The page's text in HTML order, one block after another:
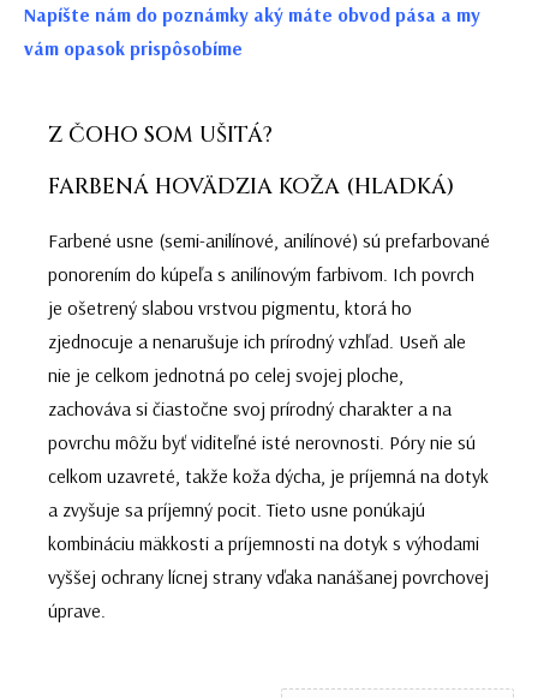
Napíšte nám do poznámky aký máte obvod pása a my
vám opasok prispôsobíme
Z ČOHO SOM UŠITÁ?
FARBENÁ HOVÄDZIA KOŽA (HLADKÁ)
Farbené usne (semi-anilínové, anilínové) sú prefarbované
ponorením do kúpeľa s anilínovým farbivom. Ich povrch
je ošetrený slabou vrstvou pigmentu, ktorá ho
zjednocuje a nenarušuje ich prírodný vzhľad. Useň ale
nie je celkom jednotná po celej svojej ploche,
zachováva si čiastočne svoj prírodný charakter a na
povrchu môžu byť viditeľné isté nerovnosti. Póry nie sú
celkom uzavreté, takže koža dýcha, je príjemná na dotyk
a zvyšuje sa príjemný pocit. Tieto usne ponúkajú
kombináciu mäkkosti a príjemnosti na dotyk s výhodami
vyššej ochrany lícnej strany vďaka nanášanej povrchovej
úprave.